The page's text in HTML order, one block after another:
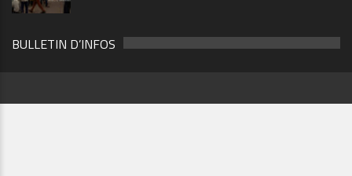
BULLETIN D’INFOS